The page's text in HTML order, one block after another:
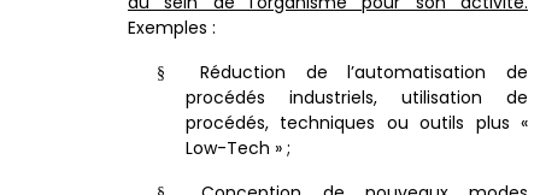
Exemples :
§
Réduction de l’automatisation de
procédés industriels, utilisation de
procédés, techniques ou outils plus «
Low-Tech » ;